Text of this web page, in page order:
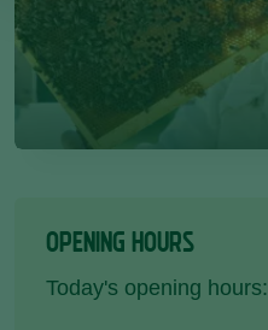
OPENING HOURS
Today's opening